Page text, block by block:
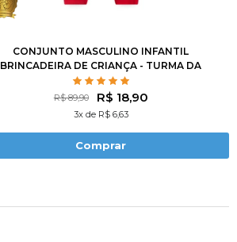
CONJUNTO MASCULINO INFANTIL
BRINCADEIRA DE CRIANÇA - TURMA DA
MÔNICA
R$ 89,90 R$ 18,90
3x de R$ 6,63
Comprar